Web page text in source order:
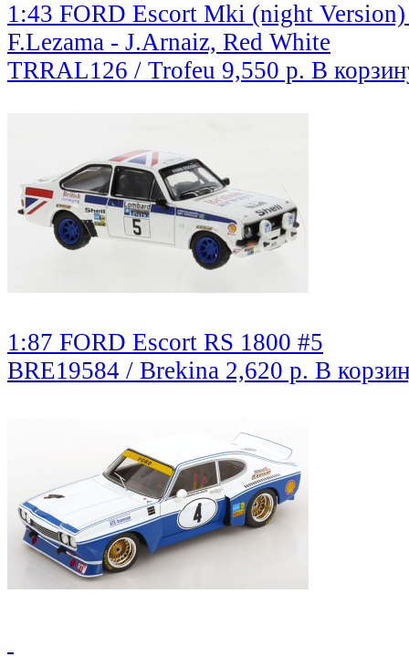
1:43 FORD Escort Mki (night
F.Lezama - J.Arnaiz, Red White
TRRAL126 / Trofeu 9,550 р. В
1:87 FORD Escort RS 1800 #5
BRE19584 / Brekina 2,620 р. В